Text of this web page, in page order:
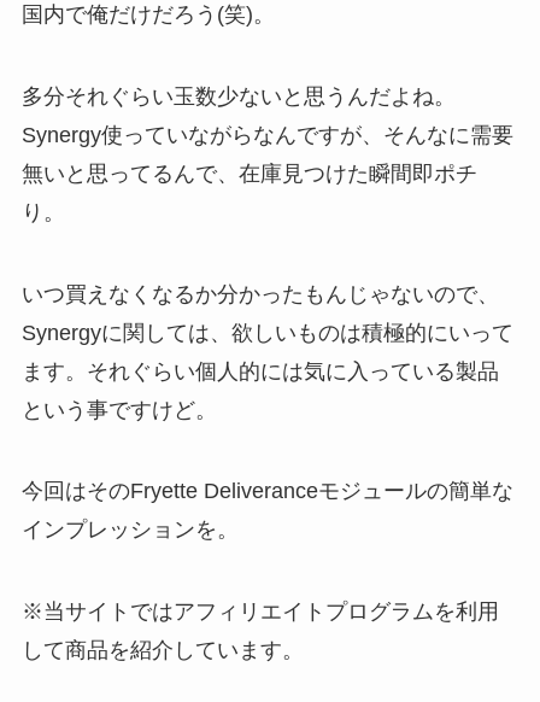
国内で俺だけだろう(笑)。
多分それぐらい玉数少ないと思うんだよね。
Synergy使っていながらなんですが、そんなに需要
無いと思ってるんで、在庫見つけた瞬間即ポチ
り。
いつ買えなくなるか分かったもんじゃないので、
Synergyに関しては、欲しいものは積極的にいって
ます。それぐらい個人的には気に入っている製品
という事ですけど。
今回はそのFryette Deliveranceモジュールの簡単な
インプレッションを。
※当サイトではアフィリエイトプログラムを利用
して商品を紹介しています。